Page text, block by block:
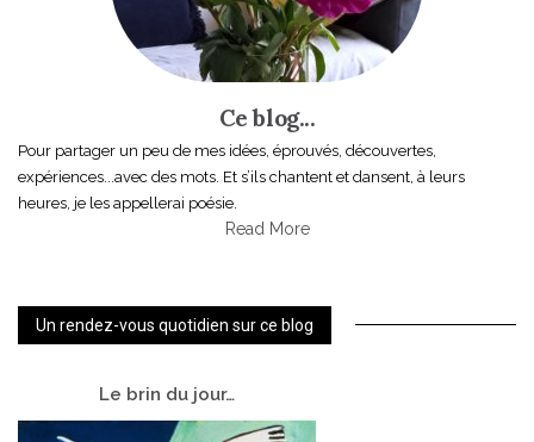
Ce blog...
Pour partager un peu de mes idées, éprouvés, découvertes,
expériences...avec des mots. Et s’ils chantent et dansent, à leurs
heures, je les appellerai poésie.
Read More
Un rendez-vous quotidien sur ce blog
Le brin du jour…